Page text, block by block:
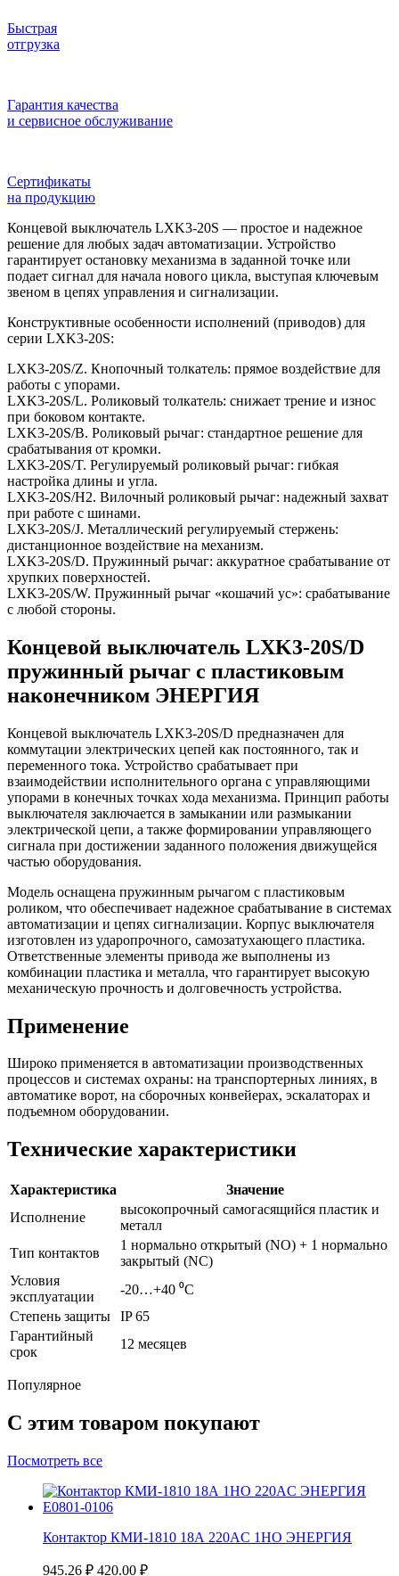
Быстрая
отгрузка
Гарантия качества
и сервисное обслуживание
Сертификаты
на продукцию
Концевой выключатель LXK3-20S — простое и надежное
решение для любых задач автоматизации. Устройство
гарантирует остановку механизма в заданной точке или
подает сигнал для начала нового цикла, выступая ключевым
звеном в цепях управления и сигнализации.
Конструктивные особенности исполнений (приводов) для
серии LXK3-20S:
LXK3-20S/Z. Кнопочный толкатель: прямое воздействие для
работы с упорами.
LXK3-20S/L. Роликовый толкатель: снижает трение и износ
при боковом контакте.
LXK3-20S/B. Роликовый рычаг: стандартное решение для
срабатывания от кромки.
LXK3-20S/T. Регулируемый роликовый рычаг: гибкая
настройка длины и угла.
LXK3-20S/H2. Вилочный роликовый рычаг: надежный захват
при работе с шинами.
LXK3-20S/J. Металлический регулируемый стержень:
дистанционное воздействие на механизм.
LXK3-20S/D. Пружинный рычаг: аккуратное срабатывание от
хрупких поверхностей.
LXK3-20S/W. Пружинный рычаг «кошачий ус»: срабатывание
с любой стороны.
Концевой выключатель LXK3-20S/D
пружинный рычаг с пластиковым
наконечником ЭНЕРГИЯ
Концевой выключатель LXK3-20S/D предназначен для
коммутации электрических цепей как постоянного, так и
переменного тока. Устройство срабатывает при
взаимодействии исполнительного органа с управляющими
упорами в конечных точках хода механизма. Принцип работы
выключателя заключается в замыкании или размыкании
электрической цепи, а также формировании управляющего
сигнала при достижении заданного положения движущейся
частью оборудования.
Модель оснащена пружинным рычагом с пластиковым
роликом, что обеспечивает надежное срабатывание в системах
автоматизации и цепях сигнализации. Корпус выключателя
изготовлен из ударопрочного, самозатухающего пластика.
Ответственные элементы привода же выполнены из
комбинации пластика и металла, что гарантирует высокую
механическую прочность и долговечность устройства.
Применение
Широко применяется в автоматизации производственных
процессов и системах охраны: на транспортерных линиях, в
автоматике ворот, на сборочных конвейерах, эскалаторах и
подъемном оборудовании.
Технические характеристики
Характеристика
Значение
Исполнение
высокопрочный самогасящийся пластик и
металл
Тип контактов
1 нормально открытый (NO) + 1 нормально
закрытый (NC)
Условия
эксплуатации
-20…+40 ⁰С
Степень защиты
IP 65
Гарантийный
срок
12 месяцев
Популярное
С этим товаром покупают
Посмотреть все
Контактор КМИ-1810 18А 220AC 1НО ЭНЕРГИЯ
945.26 ₽ 420.00 ₽